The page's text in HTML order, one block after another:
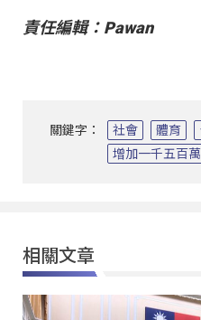
責任編輯：Pawan
關鍵字： 社會 體育
增加一千五百
相關文章